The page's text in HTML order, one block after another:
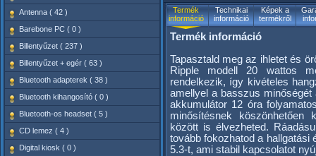
Antenna ( 42 )
Barebone PC ( 0 )
Billentyűzet ( 237 )
Billentyűzet + egér ( 63 )
Bluetooth adapterek ( 38 )
Bluetooth kihangosító ( 0 )
Bluetooth-os headset ( 5 )
CD lemez ( 4 )
Digital kiosk ( 0 )
Termék
információ
Technikai
információ
Képek a
termékről
Termék információ
Tapasztald meg az ihletet és
Ripple modell 20 wattos
rendelkezik, így kivételes
amellyel a basszus
akkumulátor 12 óra
minősítésnek köszönhetően
között is élvezheted.
tovább fokozhatod a hallgatási
5.3-t, ami stabil kapcsolatot